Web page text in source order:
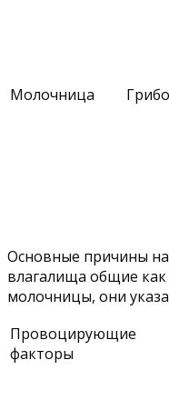
Молочница
Основные причины
влагалища общие как
молочницы, они
Провоцирующие
факторы